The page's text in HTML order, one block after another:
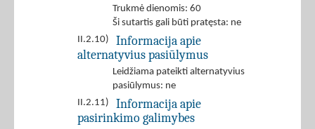
Trukmė dienomis: 60
Ši sutartis gali būti pratęsta: ne
II.2.10)
Informacija apie
alternatyvius pasiūlymus
Leidžiama pateikti alternatyvius
pasiūlymus: ne
II.2.11)
Informacija apie
pasirinkimo galimybes